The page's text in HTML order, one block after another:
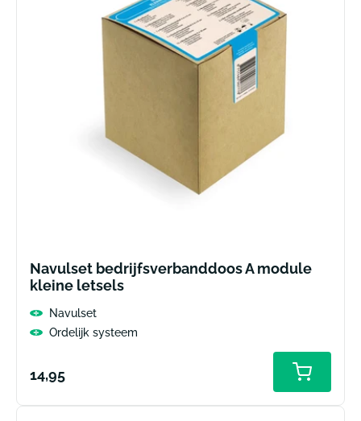
Navulset bedrijfsverbanddoos A module
kleine letsels
Navulset
Ordelijk systeem
Normale
14,95